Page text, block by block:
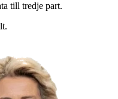
till tredje part.